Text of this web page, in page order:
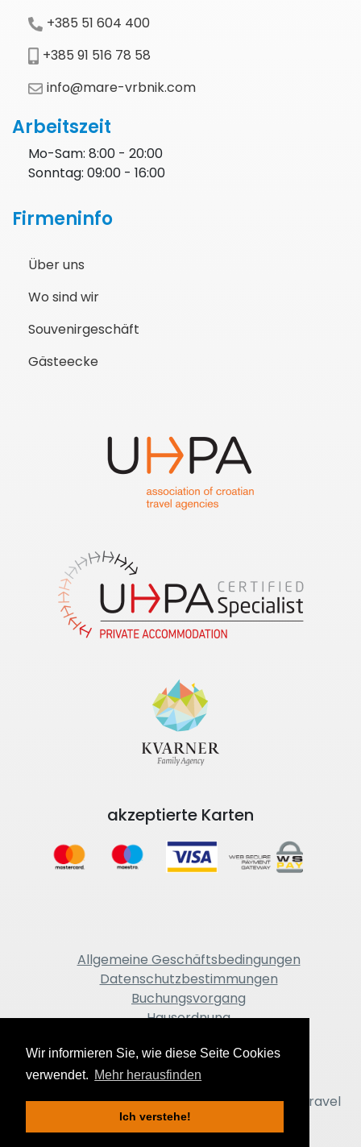
Wir informieren Sie, wie diese Seite Cookies
verwendet. Mehr herausfinden
Ich verstehe!
+385 51 604 400
+385 91 516 78 58
info@mare-vrbnik.com
Arbeitszeit
Mo-Sam: 8:00 - 20:00
Sonntag: 09:00 - 16:00
Firmeninfo
Über uns
Wo sind wir
Souvenirgeschäft
Gästeecke
akzeptierte Karten
Allgemeine Geschäftsbedingungen
Datenschutzbestimmungen
Buchungsvorgang
Hausordnung
Copyright © 2018-2026 Turistička agencija / Travel
agency Mare Tours